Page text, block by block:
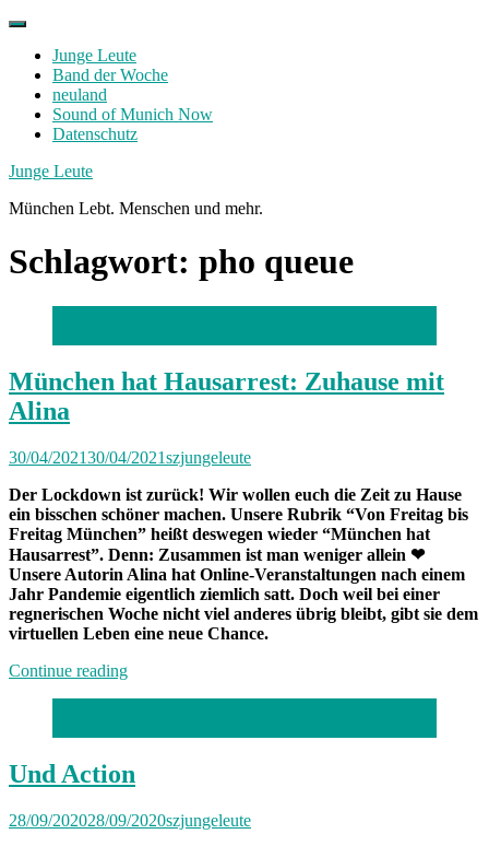
Skip
contentJunge Leute
Band der Woche
neuland
Sound of Munich Now
Datenschutz
Facebook
Twitter
Instagram
Junge Leute
München Lebt. Menschen und mehr.
Schlagwort: pho queue
München hat Hausarrest: Zuhause mit
Alina
30/04/202130/04/2021szjungeleute
Der Lockdown ist zurück! Wir wollen euch die Zeit zu Hause
ein bisschen schöner machen. Unsere Rubrik “Von Freitag bis
Freitag München” heißt deswegen wieder “München hat
Hausarrest”. Denn: Zusammen ist man weniger allein ❤
Unsere Autorin Alina hat Online-Veranstaltungen nach einem
Jahr Pandemie eigentlich ziemlich satt. Doch weil bei einer
regnerischen Woche nicht viel anderes übrig bleibt, gibt sie dem
virtuellen Leben eine neue Chance.
Continue reading„München
Alina“
Und Action
28/09/202028/09/2020szjungeleute